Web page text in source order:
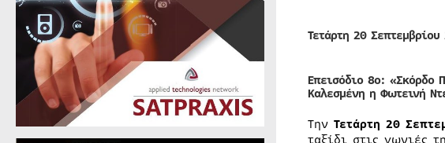
Τετάρτη 20
Επεισόδιο 8o: «Σκόρδο
Καλεσμένη η Φωτεινή
Την Τετάρτη 20